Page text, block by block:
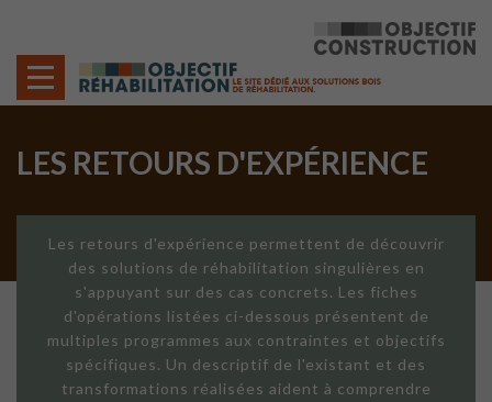
LES RETOURS D'EXPÉRIENCE
Les retours d'expérience permettent de découvrir
des solutions de réhabilitation singulières en
s'appuyant sur des cas concrets. Les fiches
d'opérations listées ci-dessous présentent de
multiples programmes aux contraintes et objectifs
spécifiques. Un descriptif de l'existant et des
transformations réalisées aident à comprendre